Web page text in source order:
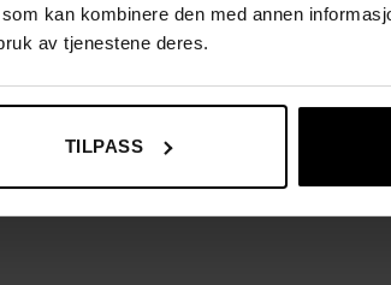
kan kombinere den med annen
av tjenestene deres.
TILPASS